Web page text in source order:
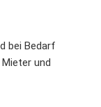
bei Bedarf
und